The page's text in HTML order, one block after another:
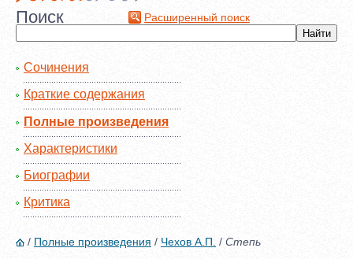
Поиск Расширенный поиск
Сочинения
Краткие содержания
Полные произведения
Характеристики
Биографии
Критика
/ Полные произведения / Чехов А.П. / Степь